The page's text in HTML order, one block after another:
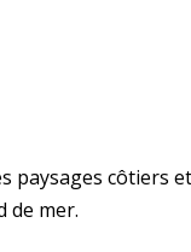
côtiers
de mer.